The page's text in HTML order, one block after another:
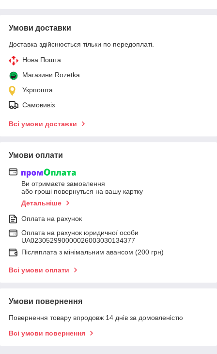
Умови доставки
Доставка здійснюється тільки по передоплаті.
Нова Пошта
Магазини Rozetka
Укрпошта
Самовивіз
Всі умови доставки
Умови оплати
Ви отримаєте замовлення
або гроші повернуться на вашу картку
Детальніше
Оплата на рахунок
Оплата на рахунок юридичної особи
UA023052990000026003030134377
Післяплата з мінімальним авансом (200 грн)
Всі умови оплати
Умови повернення
Повернення товару впродовж 14 днів за домовленістю
Всі умови повернення